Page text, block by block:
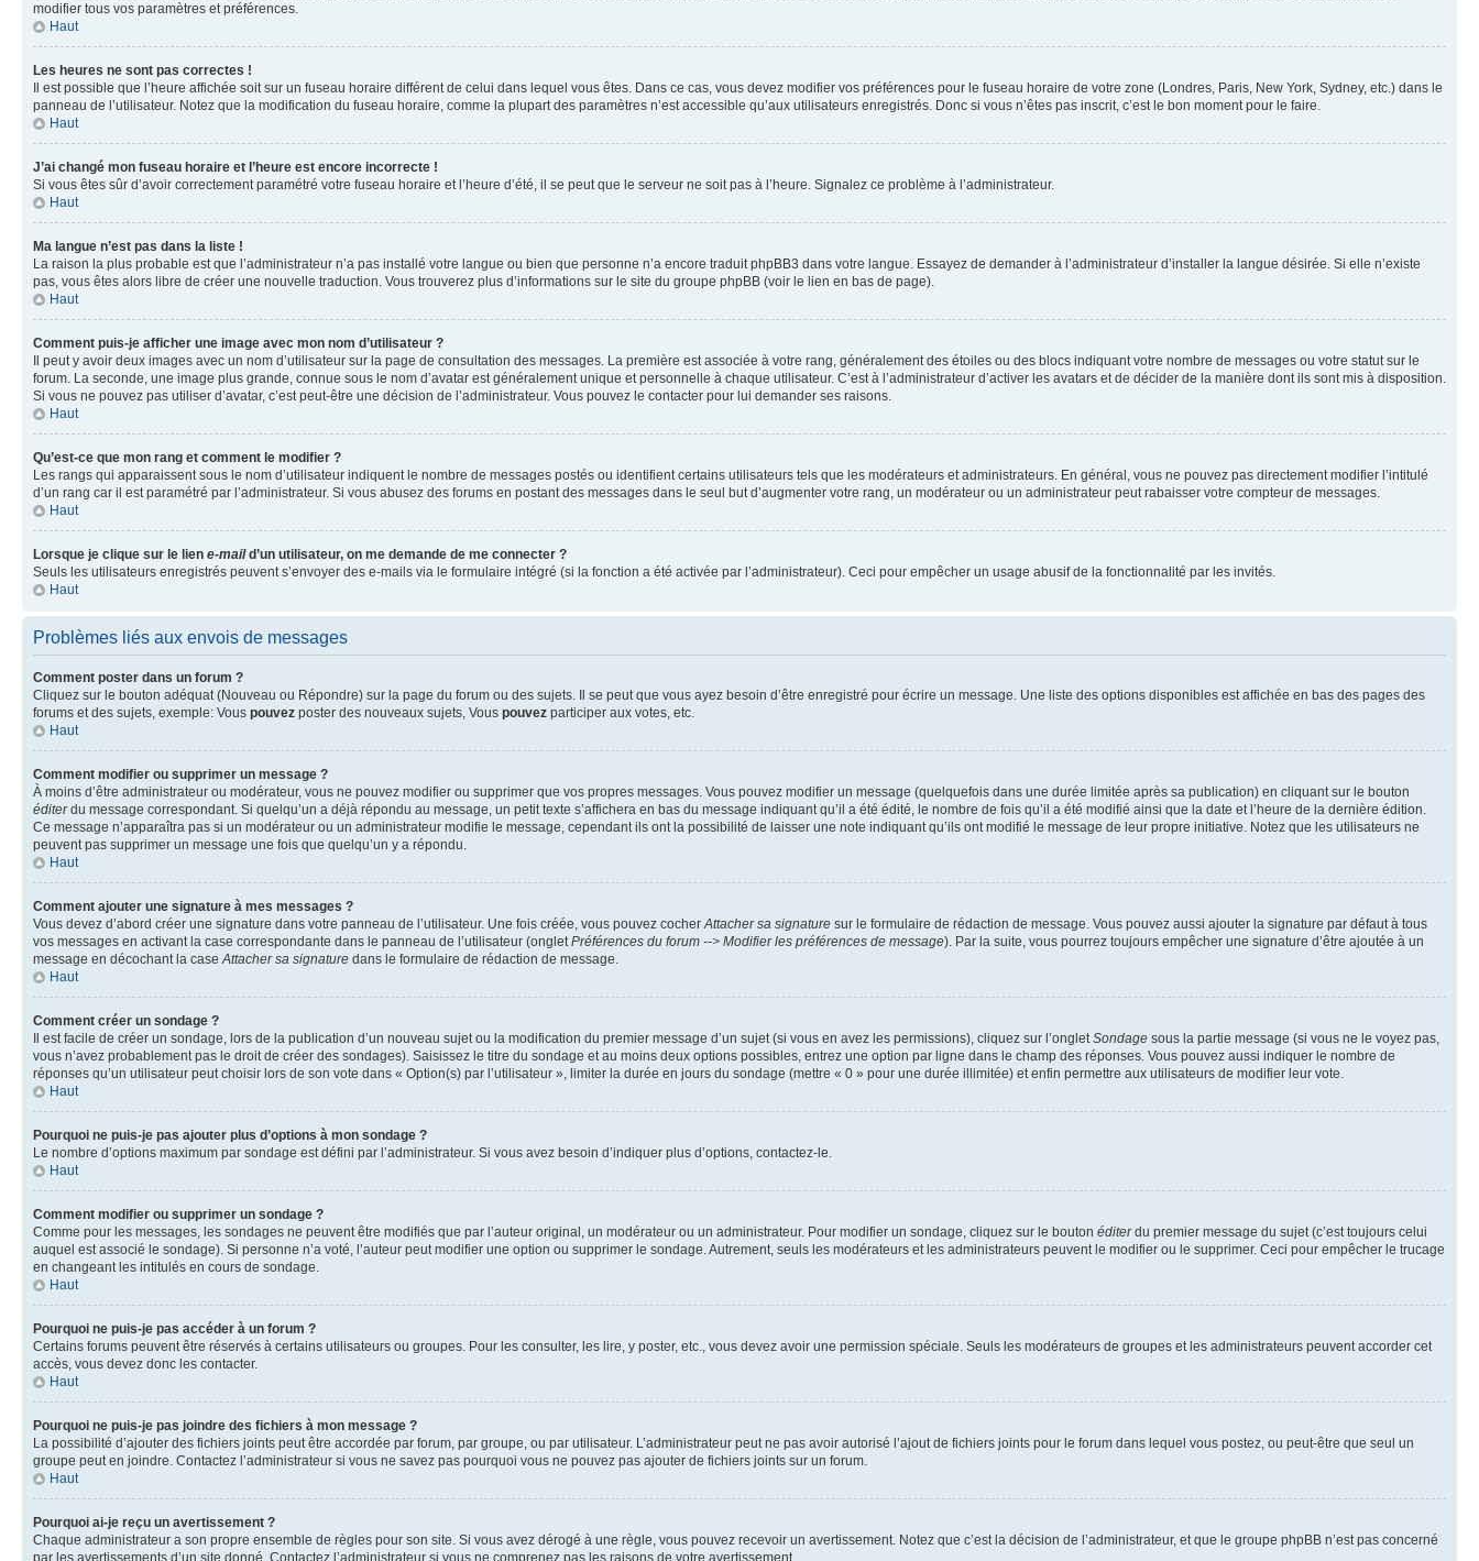
modifier tous vos paramètres et préférences.
Haut
Les heures ne sont pas correctes !
Il est possible que l’heure affichée soit sur un fuseau horaire différent de celui dans lequel vous êtes. Dans ce cas, vous devez modifier vos préférences pour le fuseau horaire de votre zone (Londres, Paris, New York, Sydney, etc.) dans le
panneau de l’utilisateur. Notez que la modification du fuseau horaire, comme la plupart des paramètres n’est accessible qu’aux utilisateurs enregistrés. Donc si vous n’êtes pas inscrit, c’est le bon moment pour le faire.
Haut
J’ai changé mon fuseau horaire et l’heure est encore incorrecte !
Si vous êtes sûr d’avoir correctement paramétré votre fuseau horaire et l’heure d’été, il se peut que le serveur ne soit pas à l’heure. Signalez ce problème à l’administrateur.
Haut
Ma langue n’est pas dans la liste !
La raison la plus probable est que l’administrateur n’a pas installé votre langue ou bien que personne n’a encore traduit phpBB3 dans votre langue. Essayez de demander à l’administrateur d’installer la langue désirée. Si elle n’existe
pas, vous êtes alors libre de créer une nouvelle traduction. Vous trouverez plus d’informations sur le site du groupe phpBB (voir le lien en bas de page).
Haut
Comment puis-je afficher une image avec mon nom d’utilisateur ?
Il peut y avoir deux images avec un nom d’utilisateur sur la page de consultation des messages. La première est associée à votre rang, généralement des étoiles ou des blocs indiquant votre nombre de messages ou votre statut sur le
forum. La seconde, une image plus grande, connue sous le nom d’avatar est généralement unique et personnelle à chaque utilisateur. C’est à l’administrateur d’activer les avatars et de décider de la manière dont ils sont mis à disposition.
Si vous ne pouvez pas utiliser d’avatar, c’est peut-être une décision de l’administrateur. Vous pouvez le contacter pour lui demander ses raisons.
Haut
Qu’est-ce que mon rang et comment le modifier ?
Les rangs qui apparaissent sous le nom d’utilisateur indiquent le nombre de messages postés ou identifient certains utilisateurs tels que les modérateurs et administrateurs. En général, vous ne pouvez pas directement modifier l’intitulé
d’un rang car il est paramétré par l’administrateur. Si vous abusez des forums en postant des messages dans le seul but d’augmenter votre rang, un modérateur ou un administrateur peut rabaisser votre compteur de messages.
Haut
Lorsque je clique sur le lien e-maild’un utilisateur, on me demande de me connecter ?
Seuls les utilisateurs enregistrés peuvent s’envoyer des e-mails via le formulaire intégré (si la fonction a été activée par l’administrateur). Ceci pour empêcher un usage abusif de la fonctionnalité par les invités.
Haut
Problèmes liés aux envois de messages
Comment poster dans un forum ?
Cliquez sur le bouton adéquat (Nouveau ou Répondre) sur la page du forum ou des sujets. Il se peut que vous ayez besoin d’être enregistré pour écrire un message. Une liste des options disponibles est affichée en bas des pages des
forums et des sujets, exemple: Vous pouvez poster des nouveaux sujets, Vous pouvez participer aux votes, etc.
Haut
Comment modifier ou supprimer un message ?
À moins d’être administrateur ou modérateur, vous ne pouvez modifier ou supprimer que vos propres messages. Vous pouvez modifier un message (quelquefois dans une durée limitée après sa publication) en cliquant sur le bouton
éditerdu message correspondant. Si quelqu’un a déjà répondu au message, un petit texte s’affichera en bas du message indiquant qu’il a été édité, le nombre de fois qu’il a été modifié ainsi que la date et l’heure de la dernière édition.
Ce message n’apparaîtra pas si un modérateur ou un administrateur modifie le message, cependant ils ont la possibilité de laisser une note indiquant qu’ils ont modifié le message de leur propre initiative. Notez que les utilisateurs ne
peuvent pas supprimer un message une fois que quelqu’un y a répondu.
Haut
Comment ajouter une signature à mes messages ?
Vous devez d’abord créer une signature dans votre panneau de l’utilisateur. Une fois créée, vous pouvez cocherAttacher sa signature sur le formulaire de rédaction de message. Vous pouvez aussi ajouter la signature par défaut à tous
vos messages en activant la case correspondante dans le panneau de l’utilisateur (ongletPréférences du forum --> Modifier les préférences de message). Par la suite, vous pourrez toujours empêcher une signature d’être ajoutée à un
message en décochant la caseAttacher sa signature dans le formulaire de rédaction de message.
Haut
Comment créer un sondage ?
Il est facile de créer un sondage, lors de la publication d’un nouveau sujet ou la modification du premier message d’un sujet (si vous en avez les permissions), cliquez sur l’ongletSondage sous la partie message (si vous ne le voyez pas,
vous n’avez probablement pas le droit de créer des sondages). Saisissez le titre du sondage et au moins deux options possibles, entrez une option par ligne dans le champ des réponses. Vous pouvez aussi indiquer le nombre de
réponses qu’un utilisateur peut choisir lors de son vote dans « Option(s) par l’utilisateur », limiter la durée en jours du sondage (mettre « 0 » pour une durée illimitée) et enfin permettre aux utilisateurs de modifier leur vote.
Haut
Pourquoi ne puis-je pas ajouter plus d’options à mon sondage ?
Le nombre d’options maximum par sondage est défini par l’administrateur. Si vous avez besoin d’indiquer plus d’options, contactez-le.
Haut
Comment modifier ou supprimer un sondage ?
Comme pour les messages, les sondages ne peuvent être modifiés que par l’auteur original, un modérateur ou un administrateur. Pour modifier un sondage, cliquez sur le bouton éditerdu premier message du sujet (c’est toujours celui
auquel est associé le sondage). Si personne n’a voté, l’auteur peut modifier une option ou supprimer le sondage. Autrement, seuls les modérateurs et les administrateurs peuvent le modifier ou le supprimer. Ceci pour empêcher le trucage
en changeant les intitulés en cours de sondage.
Haut
Pourquoi ne puis-je pas accéder à un forum ?
Certains forums peuvent être réservés à certains utilisateurs ou groupes. Pour les consulter, les lire, y poster, etc., vous devez avoir une permission spéciale. Seuls les modérateurs de groupes et les administrateurs peuvent accorder cet
accès, vous devez donc les contacter.
Haut
Pourquoi ne puis-je pas joindre des fichiers à mon message ?
La possibilité d’ajouter des fichiers joints peut être accordée par forum, par groupe, ou par utilisateur. L’administrateur peut ne pas avoir autorisé l’ajout de fichiers joints pour le forum dans lequel vous postez, ou peut-être que seul un
groupe peut en joindre. Contactez l’administrateur si vous ne savez pas pourquoi vous ne pouvez pas ajouter de fichiers joints sur un forum.
Haut
Pourquoi ai-je reçu un avertissement ?
Chaque administrateur a son propre ensemble de règles pour son site. Si vous avez dérogé à une règle, vous pouvez recevoir un avertissement. Notez que c’est la décision de l’administrateur, et que le groupe phpBB n’est pas concerné
par les avertissements d’un site donné. Contactez l’administrateur si vous ne comprenez pas les raisons de votre avertissement.